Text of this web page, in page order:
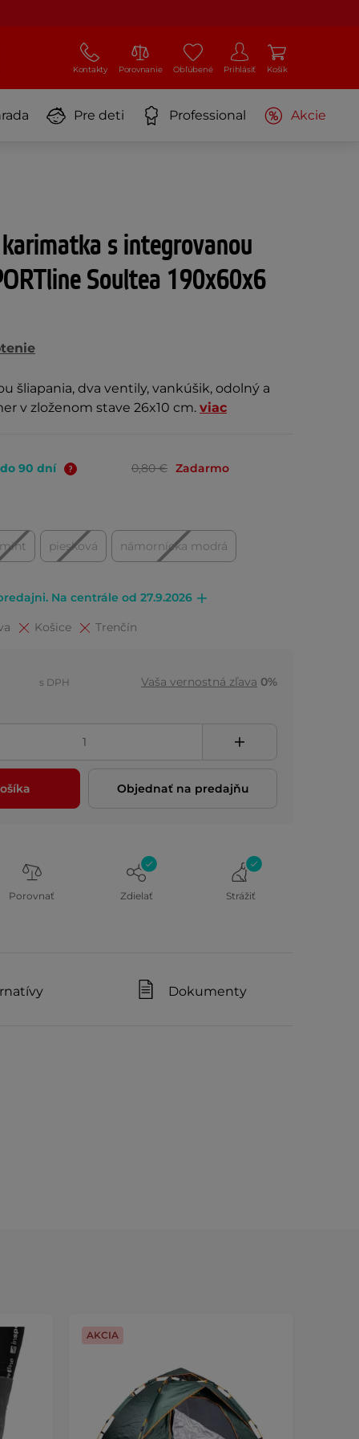
Kontakty Porovnanie Obľúbené Prihlásiť Košík
Pre deti Professional Akcie
s integrovanou
Soultea 190x60x6
šliapania, dva ventily, vankúšik, odolný a
v zloženom stave 26x10 cm. viac
90 dní 0,80 € Zadarmo
mint piesková námornícka modrá
Na centrále od 27.9.2026
Košice Trenčín
s DPH Vaša vernostná zľava 0%
Objednať na predajňu
Porovnať Zdielať Strážiť
Dokumenty
AKCIA